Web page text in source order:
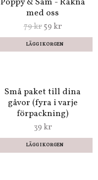
Trädet är en hemlighet
59 kr
Poppy & Sam - Räkna
med oss
79 kr59 kr